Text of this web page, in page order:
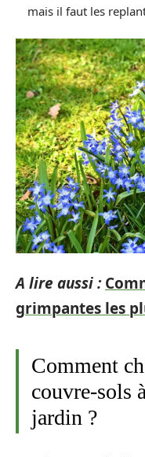
mais il faut les
A lire aussi :
grimpantes les
Comment
couvre-sols
jardin ?